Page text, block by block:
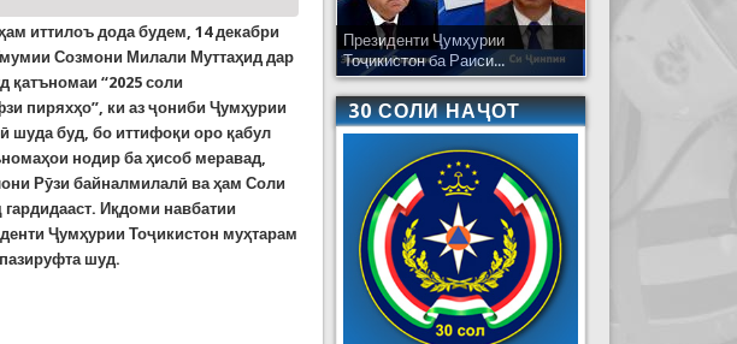
иттилоъ дода будем, 14 декабри
Созмони Милали Муттаҳид дар
қатъномаи “2025 соли
пиряхҳо”, ки аз ҷониби Ҷумҳурии
шуда буд, бо иттифоқи оро қабул
нодир ба ҳисоб меравад,
Рӯзи байналмилалӣ ва ҳам Соли
Иқдоми навбатии
Ҷумҳурии Тоҷикистон муҳтарам
шуд.
Президенти Ҷумҳурии
Тоҷикистон ба Раиси...
30 СОЛИ НАҶОТ